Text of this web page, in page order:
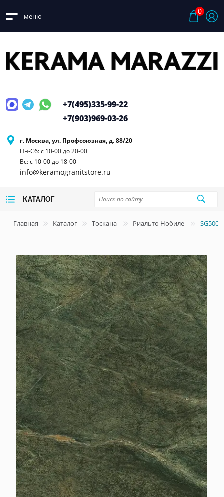
меню
0
г. Москва, ул. Профсоюзная, д. 88/20
Пн-Сб: с 10-00 до 20-00
Вс: с 10-00 до 18-00
info@keramogranitstore.ru
+7(495)335-99-22
+7(903)969-03-26
КАТАЛОГ
Главная Каталог Тоскана Риальто Нобиле